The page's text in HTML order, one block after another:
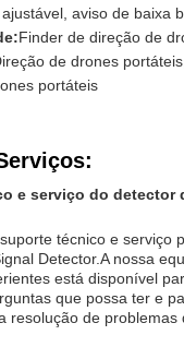
aviso de baixa
Finder de direção de
de drones
portáteis
e serviço do detector
técnico e serviço
Detector.A nossa
está disponível
que possa ter e
resolução de problemas